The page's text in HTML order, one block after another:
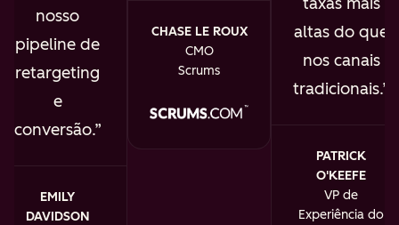
nosso
pipeline de
retargeting
e
conversão.
EMILY
DAVIDSON
CHASE LE ROUX
CMO
Scrums
altas do que
nos canais
tradicionais.
PATRICK
O'KEEFE
VP de
Experiência do